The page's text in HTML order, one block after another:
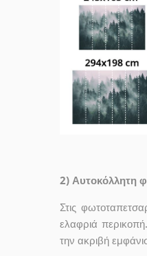
2) Αυτοκόλλητη
Στις
ελαφριά
την ακριβή